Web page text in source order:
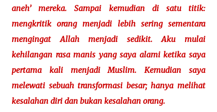
aneh’ mereka. Sampai kemudian di satu titik:
mengkritik orang menjadi lebih sering sementara
mengingat Allah menjadi sedikit. Aku mulai
kehilangan rasa manis yang saya alami ketika saya
pertama kali menjadi Muslim. Kemudian saya
melewati sebuah transformasi besar; hanya melihat
kesalahan diri dan bukan kesalahan orang.